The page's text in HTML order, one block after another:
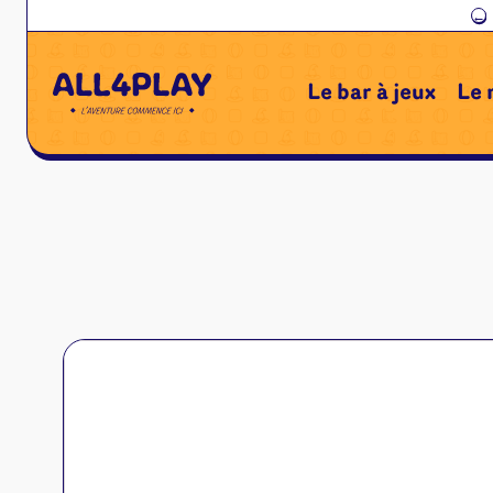
←
Le bar à jeux Le